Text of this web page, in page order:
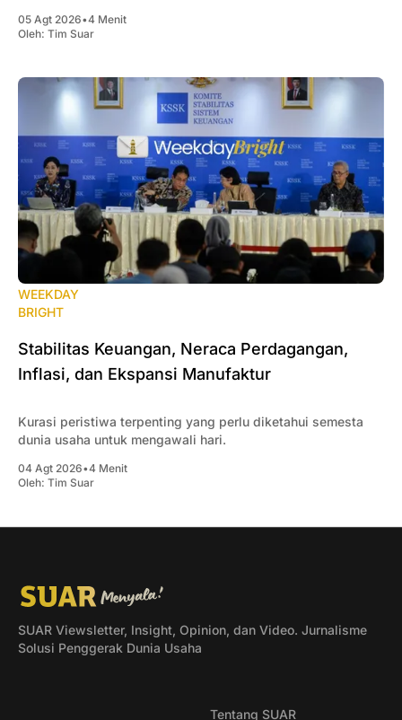
05 Agt 2026•4 Menit
Oleh: Tim Suar
WEEKDAY
BRIGHT
Stabilitas Keuangan, Neraca Perdagangan,
Inflasi, dan Ekspansi Manufaktur
Kurasi peristiwa terpenting yang perlu diketahui semesta
dunia usaha untuk mengawali hari.
04 Agt 2026•4 Menit
Oleh: Tim Suar
SUAR Viewsletter, Insight, Opinion, dan Video. Jurnalisme
Solusi Penggerak Dunia Usaha
Tentang SUAR